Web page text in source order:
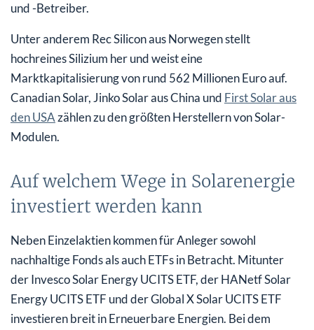
und -Betreiber.
Unter anderem Rec Silicon aus Norwegen stellt
hochreines Silizium her und weist eine
Marktkapitalisierung von rund 562 Millionen Euro auf.
Canadian Solar, Jinko Solar aus China und First Solar aus
den USAzählen zu den größten Herstellern von Solar-
Modulen.
Auf welchem Wege in Solarenergie
investiert werden kann
Neben Einzelaktien kommen für Anleger sowohl
nachhaltige Fonds als auch ETFs in Betracht. Mitunter
der Invesco Solar Energy UCITS ETF, der HANetf Solar
Energy UCITS ETF und der Global X Solar UCITS ETF
investieren breit in Erneuerbare Energien. Bei dem